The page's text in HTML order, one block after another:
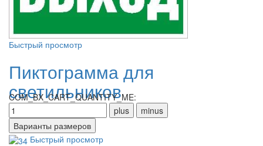
Быстрый просмотр
Пиктограмма для
светильников
COM_BX_CART_QUANTITY_ME:
Быстрый просмотр